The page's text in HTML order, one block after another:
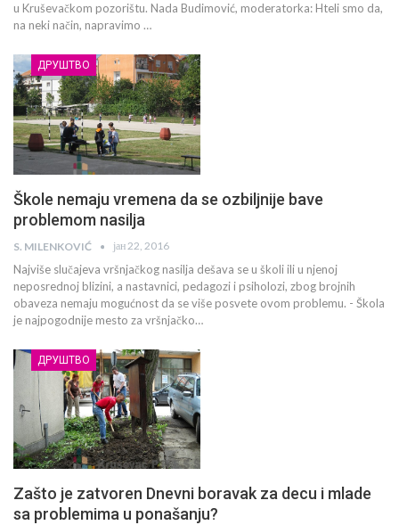
u Kruševačkom pozorištu. Nada Budimović, moderatorka: Hteli smo da,
na neki način, napravimo …
ДРУШТВО
Škole nemaju vremena da se ozbiljnije bave
problemom nasilja
S. MILENKOVIĆ јан 22, 2016
Najviše slučajeva vršnjačkog nasilja dešava se u školi ili u njenoj
neposrednoj blizini, a nastavnici, pedagozi i psiholozi, zbog brojnih
obaveza nemaju mogućnost da se više posvete ovom problemu. - Škola
je najpogodnije mesto za vršnjačko…
ДРУШТВО
Zašto je zatvoren Dnevni boravak za decu i mlade
sa problemima u ponašanju?